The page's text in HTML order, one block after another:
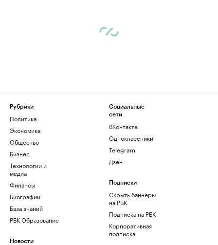
Рубрики
Политика
Экономика
Общество
Бизнес
Технологии и
медиа
Финансы
Биографии
База знаний
РБК Образование
Новости
Социальные
сети
ВКонтакте
Одноклассники
Telegram
Дзен
Подписки
Скрыть баннеры
на РБК
Подписка на РБК
Корпоративная
подписка